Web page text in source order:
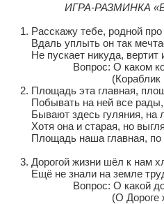
ИГРА-РАЗМИНКА
1. Расскажу тебе, родной про
Вдаль уплыть он так
Не пускает никуда, вертит
Вопрос: О каком
(Кораблик на шпиле
2. Площадь эта главная,
Побывать на ней все рады,
Бывают здесь гуляния, на
Хотя она и старая, но
Площадь наша главная, по
3. Дорогой жизни шёл к нам
Ещё не знали на земле
Вопрос: О какой дороге
(О Дороге